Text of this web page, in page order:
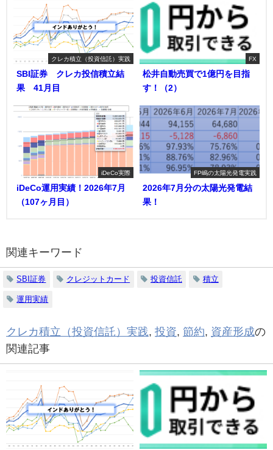
クレカ積立（投資信託）実践
SBI証券 クレカ投信積立結
果 41月目
FX
松井自動売買で1億円を目指
す！（2）
iDeCo実際
iDeCo運用実績！2026年7月
（107ヶ月目）
FP嶋の太陽光発電実践
2026年7月分の太陽光発電結
果！
関連キーワード
SBI証券 クレジットカード 投資信託 積立
運用実績
クレカ積立（投資信託）実践, 投資, 節約, 資産形成の
関連記事